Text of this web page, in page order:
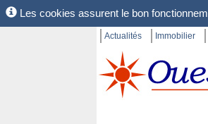
Les cookies assurent le bon
Actualités Immobilier